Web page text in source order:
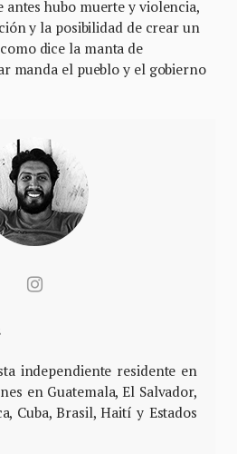
antes hubo muerte y violencia,
y la posibilidad de crear un
dice la manta de
manda el pueblo y el gobierno
independiente residente en
en Guatemala, El Salvador,
Cuba, Brasil, Haití y Estados